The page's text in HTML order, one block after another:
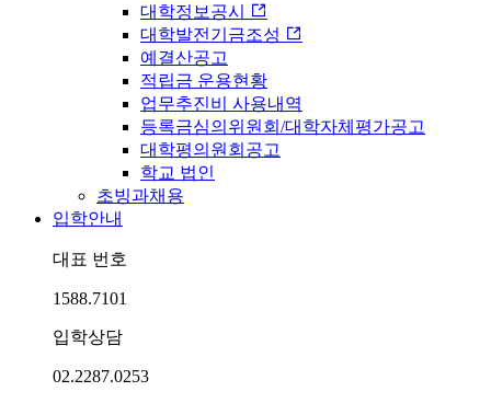
대학정보공시
대학발전기금조성
예결산공고
적립금 운용현황
업무추진비 사용내역
등록금심의위원회/대학자체평가공고
대학평의원회공고
학교 법인
초빙과채용
입학안내
대표 번호
1588.7101
입학상담
02.2287.0253